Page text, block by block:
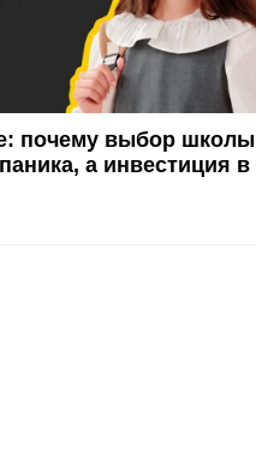
почему выбор школы
а инвестиция в